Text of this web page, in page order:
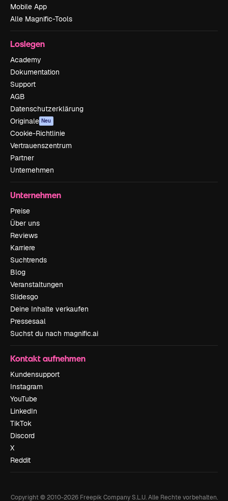
Mobile App
Alle Magnific-Tools
Loslegen
Academy
Dokumentation
Support
AGB
Datenschutzerklärung
Originale Neu
Cookie-Richtlinie
Vertrauenszentrum
Partner
Unternehmen
Unternehmen
Preise
Über uns
Reviews
Karriere
Suchtrends
Blog
Veranstaltungen
Slidesgo
Deine Inhalte verkaufen
Pressesaal
Suchst du nach magnific.ai
Kontakt aufnehmen
Kundensupport
Instagram
YouTube
LinkedIn
TikTok
Discord
X
Reddit
Copyright © 2010-2026Freepik Company S.L.U. Alle Rechte vorbehalten.